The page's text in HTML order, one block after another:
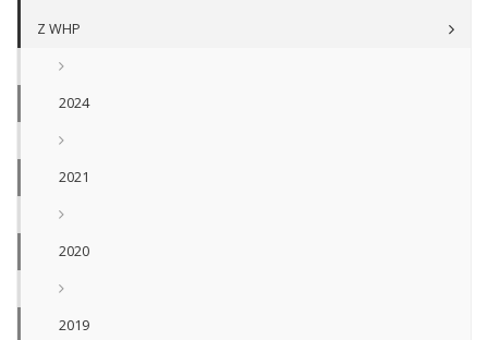
Z WHP
2024
2021
2020
2019